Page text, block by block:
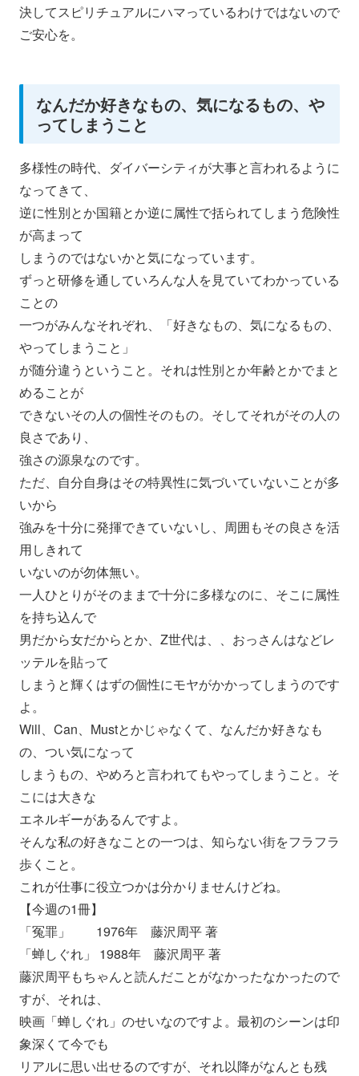
決してスピリチュアルにハマっているわけではないので
ご安心を。
なんだか好きなもの、気になるもの、や
ってしまうこと
多様性の時代、 ダイバーシティが大事と言われるように
なってきて、
逆に性別とか国籍とか逆に属性で括られてしまう危険性
が高まって
しまうのではないかと気になっています。
ずっと研修を通していろんな人を見ていてわかっている
ことの
一つがみんなそれぞれ、「好きなもの、気になるもの、
やってしまうこと」
が随分違うということ。それは性別とか年齢とかでまと
めることが
できないその人の個性そのもの。 そしてそれがその人の
良さであり、
強さの源泉なのです。
ただ、自分自身はその特異性に気づいていないことが多
いから
強みを十分に発揮できていないし、周囲もその良さを活
用しきれて
いないのが勿体無い。
一人ひとりがそのままで十分に多様なのに、 そこに属性
を持ち込んで
男だから女だからとか、Z世代は、、 おっさんはなどレ
ッテルを貼って
しまうと輝くはずの個性にモヤがかかってしまうのです
よ。
Will、Can、Mustとかじゃなくて、 なんだか好きなも
の、つい気になって
しまうもの、やめろと言われてもやってしまうこと。 そ
こには大きな
エネルギーがあるんですよ。
そんな私の好きなことの一つは、知らない街をフラフラ
歩くこと。
これが仕事に役立つかは分かりませんけどね。
【今週の1冊】
「冤罪」 1976年 藤沢周平 著
「蝉しぐれ」 1988年 藤沢周平 著
藤沢周平もちゃんと読んだことがなかったなかったので
すが、 それは、
映画「蝉しぐれ」のせいなのですよ。 最初のシーンは印
象深くて今でも
リアルに思い出せるのですが、それ以降がなんとも残